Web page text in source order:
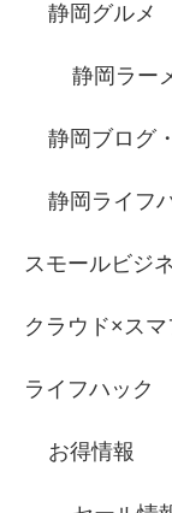
静岡グルメ
静岡ラー
静岡ブログ
静岡ライフ
スモールビジ
クラウド×ス
ライフハック
お得情報